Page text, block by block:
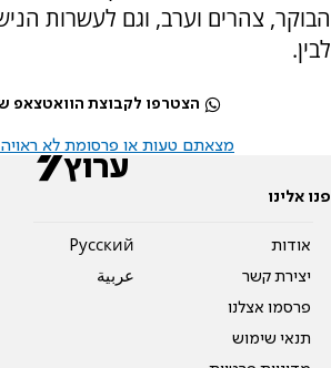
הבוקר, צהרים וערב, וגם לעשרות
לבין.
הצטרפו לקבוצת הוואטצאפ
מצאתם טעות או פרסומת לא ראויה?
פנו אלינו
אודות
יצירת קשר
פרסמו אצלנו
תנאי שימוש
Pусский
عربية